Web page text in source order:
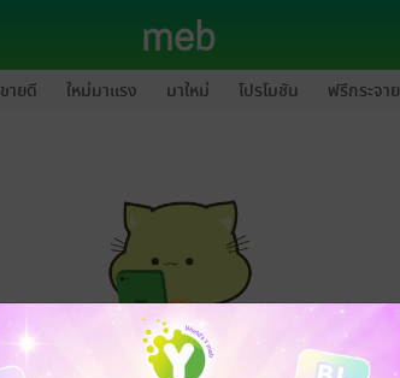
ขายดี ใหม่มาแรง มาใหม่ โปรโมชัน ฟรีกระจาย